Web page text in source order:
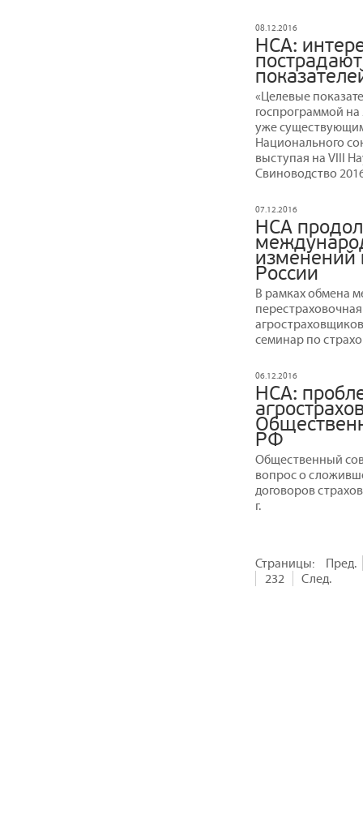
08.12.2016
НСА:
«Целевые
госпрограммой
уже
Национального
выступая на VIII
Свиноводство
07.12.2016
НСА
изменений
России
В рамках обмена
семинар по
06.12.2016
НСА:
РФ
Общественный
вопрос о
договоров
г.
Страницы:
Пред.
232
След.